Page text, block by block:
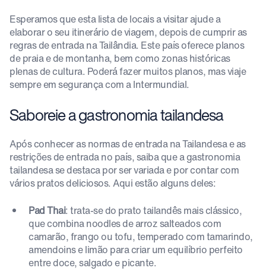
Esperamos que esta lista de locais a visitar ajude a
elaborar o seu itinerário de viagem, depois de cumprir as
regras de entrada na Tailândia. Este país oferece planos
de praia e de montanha, bem como zonas históricas
plenas de cultura. Poderá fazer muitos planos, mas viaje
sempre em segurança com a Intermundial.
Saboreie a gastronomia tailandesa
Após conhecer as normas de entrada na Tailandesa e as
restrições de entrada no país, saiba que a gastronomia
tailandesa se destaca por ser variada e por contar com
vários pratos deliciosos. Aqui estão alguns deles:
Pad Thai: trata-se do prato tailandês mais clássico,
que combina noodles de arroz salteados com
camarão, frango ou tofu, temperado com tamarindo,
amendoins e limão para criar um equilíbrio perfeito
entre doce, salgado e picante.